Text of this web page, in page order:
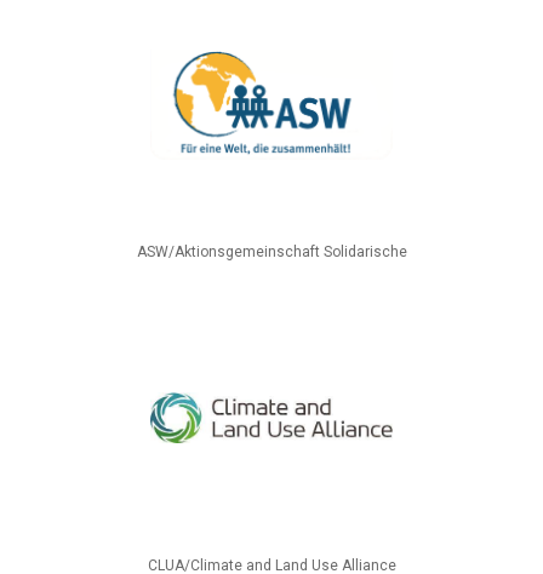
ASW/Aktionsgemeinschaft Solidarische
CLUA/Climate and Land Use Alliance